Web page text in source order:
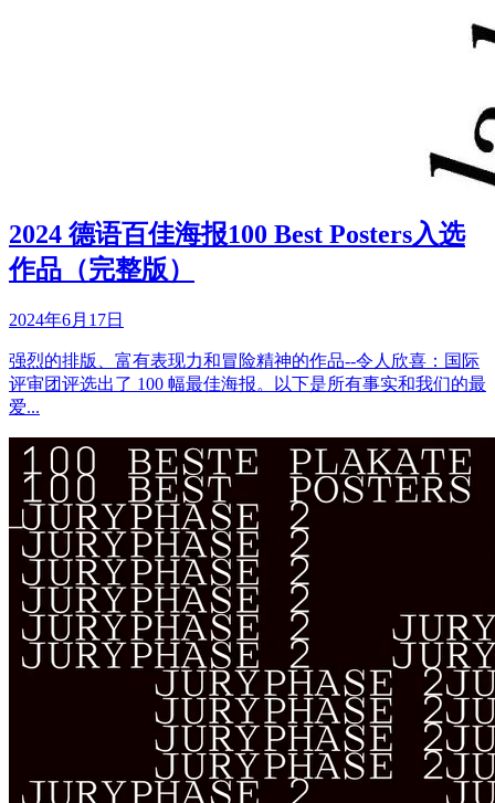
2024 德语百佳海报100 Best Posters入选
作品（完整版）
2024年6月17日
强烈的排版、富有表现力和冒险精神的作品--令人欣喜：国际
评审团评选出了 100 幅最佳海报。以下是所有事实和我们的最
爱...​